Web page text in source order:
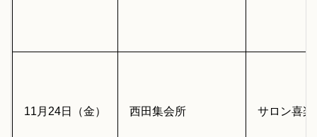
11月24日（金） 西田集会所 サロン喜楽